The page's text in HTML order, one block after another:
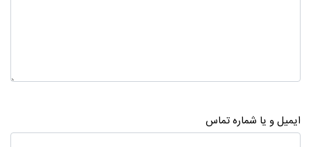
ایمیل و یا شماره تماس